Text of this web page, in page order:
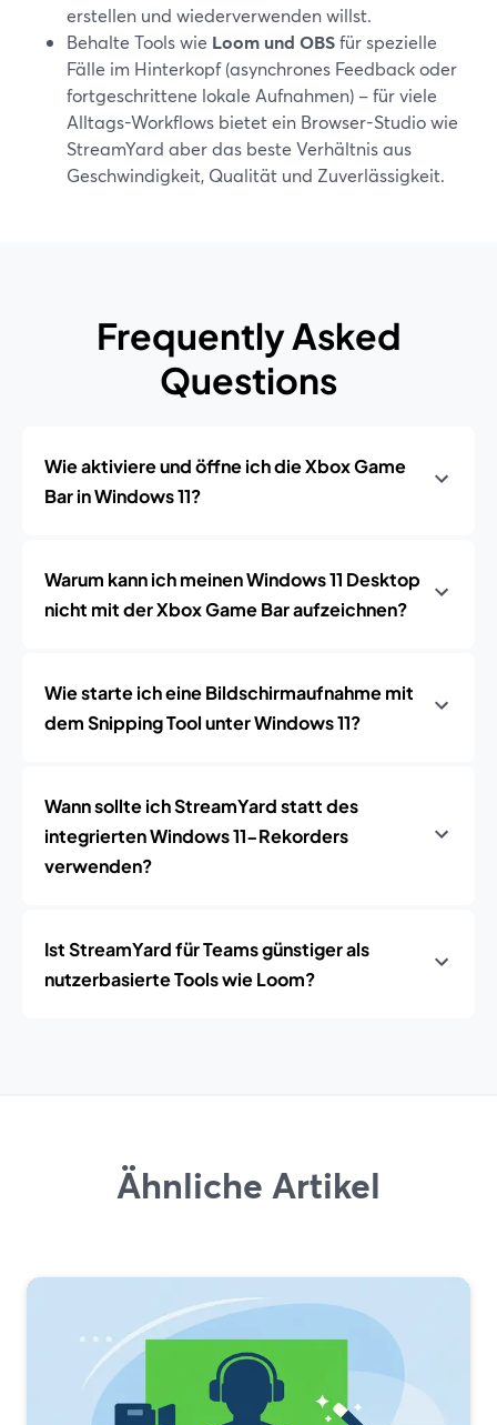
erstellen und wiederverwenden willst.
Behalte Tools wie Loom und OBSfür spezielle
Fälle im Hinterkopf (asynchrones Feedback oder
fortgeschrittene lokale Aufnahmen) – für viele
Alltags-Workflows bietet ein Browser-Studio wie
StreamYard aber das beste Verhältnis aus
Geschwindigkeit, Qualität und Zuverlässigkeit.
Frequently Asked
Questions
Wie aktiviere und öffne ich die Xbox Game
Bar in Windows 11?
Warum kann ich meinen Windows 11 Desktop
nicht mit der Xbox Game Bar aufzeichnen?
Wie starte ich eine Bildschirmaufnahme mit
dem Snipping Tool unter Windows 11?
Wann sollte ich StreamYard statt des
integrierten Windows 11-Rekorders
verwenden?
Ist StreamYard für Teams günstiger als
nutzerbasierte Tools wie Loom?
Ähnliche Artikel